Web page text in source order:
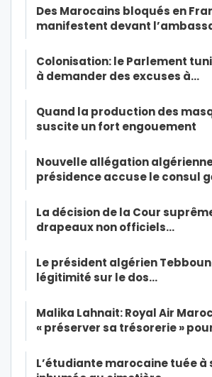
Des Marocains bloqués en
manifestent devant
Colonisation: le Parlement
à demander des excuses à…
Quand la production des
suscite un fort engouement
Nouvelle allégation
présidence accuse le consul
La décision de la Cour
drapeaux non officiels…
Le président algérien
légitimité sur le dos…
Malika Lahnait: Royal Air
« préserver sa trésorerie »
L’étudiante marocaine tuée à